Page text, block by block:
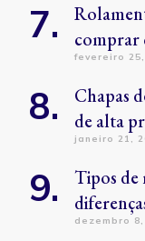
comprar
fevereiro 25,
Chapas
de alta
janeiro 21,
Tipos de
dezembro 8,